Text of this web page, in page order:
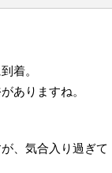
着。
ありますね。
、気合入り過ぎて